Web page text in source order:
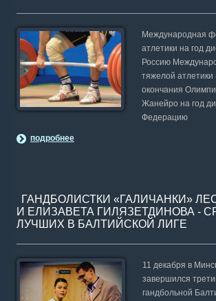
Международная
атлетики на год
Россию
тяжелой атлетики
окончания
Жанейро на год
Федерацию
подробнее
ГАНДБОЛИСТКИ «ГАЛИЧАНКИ»
И ЕЛИЗАВЕТА ГИЛЯЗЕТДИНОВА -
ЛУЧШИХ В БАЛТИЙСКОЙ ЛИГЕ
11 декабря в
завершился
гандбольной